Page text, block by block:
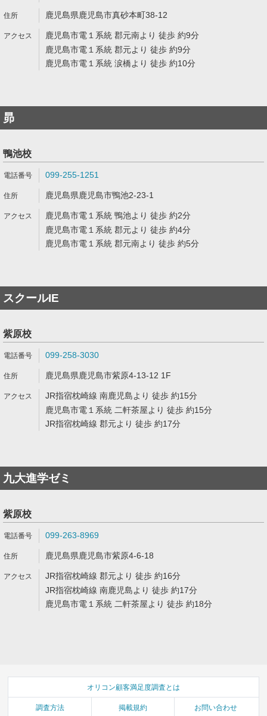
鹿児島県鹿児島市真砂本町38-12
鹿児島市電１系統 郡元南より 徒歩 約9分
鹿児島市電１系統 郡元より 徒歩 約9分
鹿児島市電１系統 涙橋より 徒歩 約10分
昴
鴨池校
099-255-1251
鹿児島県鹿児島市鴨池2-23-1
鹿児島市電１系統 鴨池より 徒歩 約2分
鹿児島市電１系統 郡元より 徒歩 約4分
鹿児島市電１系統 郡元南より 徒歩 約5分
スクールIE
紫原校
099-258-3030
鹿児島県鹿児島市紫原4-13-12 1F
JR指宿枕崎線 南鹿児島より 徒歩 約15分
鹿児島市電１系統 二軒茶屋より 徒歩 約15分
JR指宿枕崎線 郡元より 徒歩 約17分
九大進学ゼミ
紫原校
099-263-8969
鹿児島県鹿児島市紫原4-6-18
JR指宿枕崎線 郡元より 徒歩 約16分
JR指宿枕崎線 南鹿児島より 徒歩 約17分
鹿児島市電１系統 二軒茶屋より 徒歩 約18分
オリコン顧客満足度調査とは
調査方法 掲載規約 お問い合わせ